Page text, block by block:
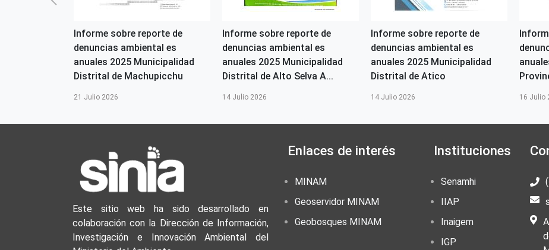
Informe sobre reporte de
denuncias ambiental es
anuales 2025 Municipalidad
Distrital de Machupicchu
21 Julio 2026
Informe sobre reporte de
denuncias ambiental es
anuales 2025 Municipalidad
Distrital de Alto Selva A...
14 Julio 2026
Informe sobre reporte de
denuncias ambiental es
anuales 2025 Municipalidad
Distrital de Atico
14 Julio 2026 16 Julio
Este sitio web ha sido desarrollado en
colaboración con la Dirección de Información,
Investigación e Innovación Ambiental del
Enlaces de interés
MINAM
Geoservidor MINAM
Geobosques MINAM
Instituciones
Senamhi
IIAP
Inaigem
IGP